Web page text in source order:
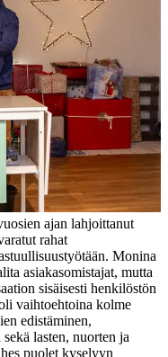
ajan lahjoittanut
rahat
Monina
asiakasomistajat, mutta
sisäisesti henkilöstön
vaihtoehtoina kolme
edistäminen,
lasten, nuorten ja
puolet kyselyyn